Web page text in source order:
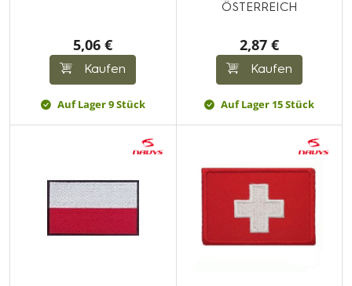
5,06 €
Kaufen
Auf Lager 9 Stück
ÖSTERREICH
2,87 €
Kaufen
Auf Lager 15 Stück